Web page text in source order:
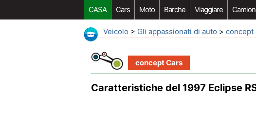
CASA Cars Moto Barche Viaggiare Camion
Veicolo > Gli appassionati di auto > concept
concept Cars
Caratteristiche del 1997 Eclipse